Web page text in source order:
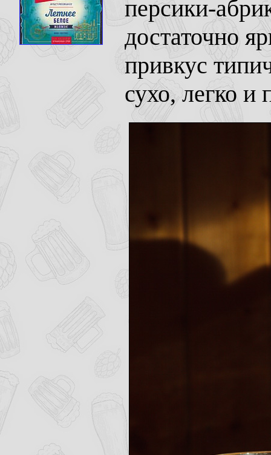
персики-
достаточно
привкус
сухо, легко и